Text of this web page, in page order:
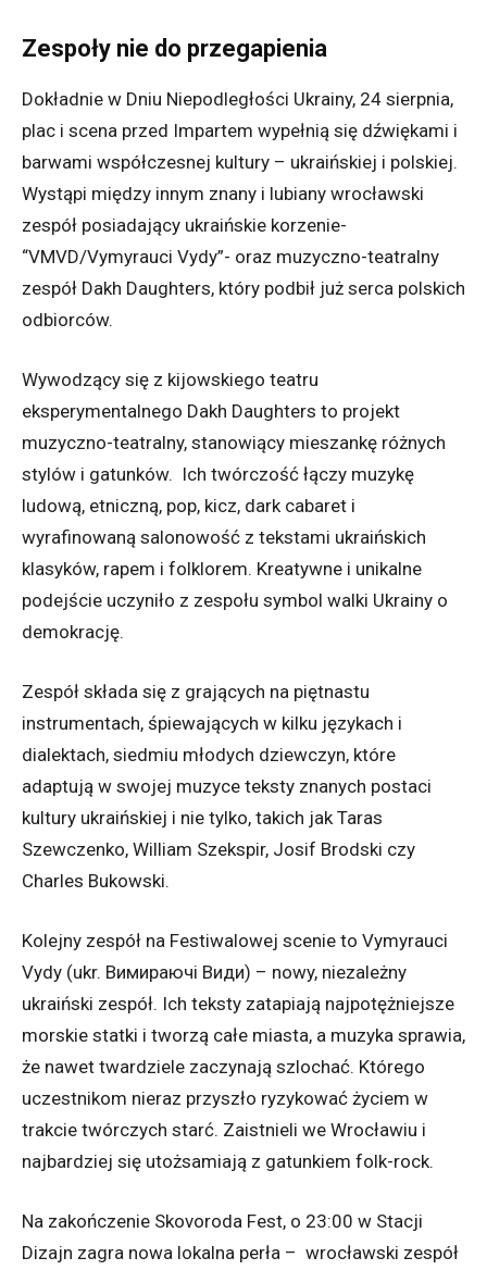
Zespoły nie do przegapienia
Dokładnie w Dniu Niepodległości Ukrainy, 24 sierpnia,
plac i scena przed Impartem wypełnią się dźwiękami i
barwami współczesnej kultury – ukraińskiej i polskiej.
Wystąpi między innym znany i lubiany wrocławski
zespół posiadający ukraińskie korzenie-
“VMVD/Vymyrauci Vydy”- oraz muzyczno-teatralny
zespół Dakh Daughters, który podbił już serca polskich
odbiorców.
Wywodzący się z kijowskiego teatru
eksperymentalnego Dakh Daughters to projekt
muzyczno-teatralny, stanowiący mieszankę różnych
stylów i gatunków. Ich twórczość łączy muzykę
ludową, etniczną, pop, kicz, dark cabaret i
wyrafinowaną salonowość z tekstami ukraińskich
klasyków, rapem i folklorem. Kreatywne i unikalne
podejście uczyniło z zespołu symbol walki Ukrainy o
demokrację.
Zespół składa się z grających na piętnastu
instrumentach, śpiewających w kilku językach i
dialektach, siedmiu młodych dziewczyn, które
adaptują w swojej muzyce teksty znanych postaci
kultury ukraińskiej i nie tylko, takich jak Taras
Szewczenko, William Szekspir, Josif Brodski czy
Charles Bukowski.
Kolejny zespół na Festiwalowej scenie to Vymyrauci
Vydy (ukr. Вимираючі Види) – nowy, niezależny
ukraiński zespół. Ich teksty zatapiają najpotężniejsze
morskie statki i tworzą całe miasta, a muzyka sprawia,
że nawet twardziele zaczynają szlochać. Którego
uczestnikom nieraz przyszło ryzykować życiem w
trakcie twórczych starć. Zaistnieli we Wrocławiu i
najbardziej się utożsamiają z gatunkiem folk-rock.
Na zakończenie Skovoroda Fest, o 23:00 w Stacji
Dizajn zagra nowa lokalna perła – wrocławski zespół